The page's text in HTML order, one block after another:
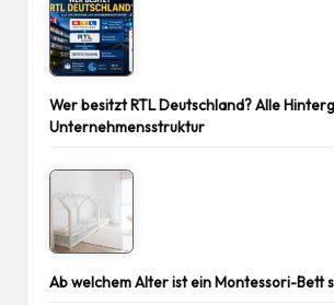
Wer besitzt RTL Deutschland? Alle
Unternehmensstruktur
Ab welchem Alter ist ein Montessori-Bett